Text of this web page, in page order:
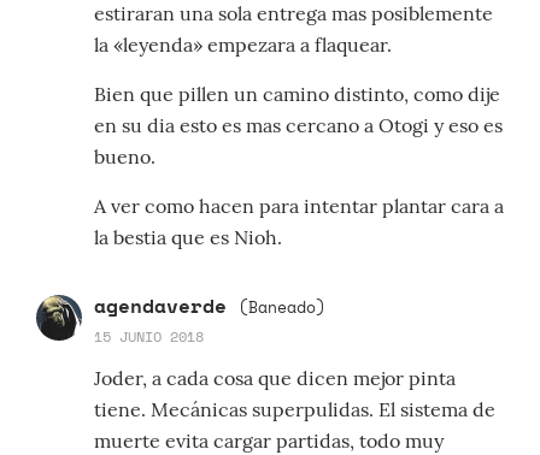
estiraran una sola entrega mas posiblemente
la «leyenda» empezara a flaquear.
Bien que pillen un camino distinto, como dije
en su dia esto es mas cercano a Otogi y eso es
bueno.
A ver como hacen para intentar plantar cara a
la bestia que es Nioh.
agendaverde (Baneado)
15 JUNIO 2018
Joder, a cada cosa que dicen mejor pinta
tiene. Mecánicas superpulidas. El sistema de
muerte evita cargar partidas, todo muy